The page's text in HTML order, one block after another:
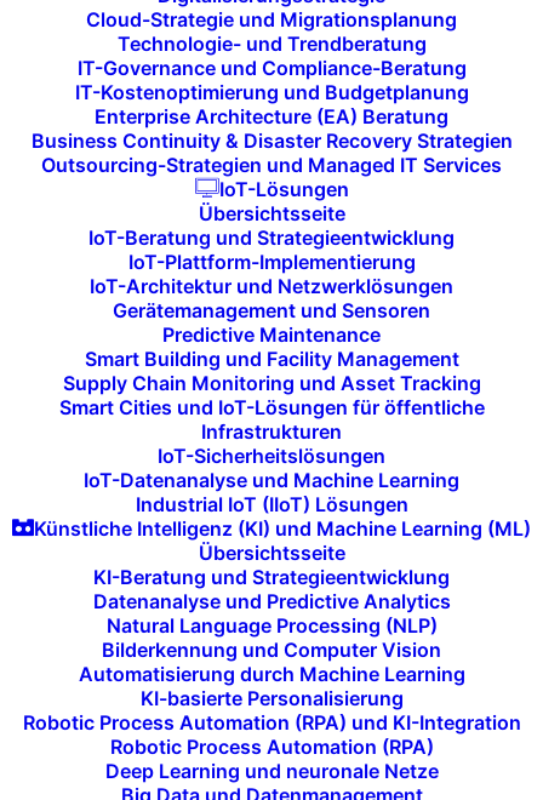
Cloud-Strategie und Migrationsplanung
Technologie- und Trendberatung
IT-Governance und Compliance-Beratung
IT-Kostenoptimierung und Budgetplanung
Enterprise Architecture (EA) Beratung
Business Continuity & Disaster Recovery Strategien
Outsourcing-Strategien und Managed IT Services
IoT-Lösungen
Übersichtsseite
IoT-Beratung und Strategieentwicklung
IoT-Plattform-Implementierung
IoT-Architektur und Netzwerklösungen
Gerätemanagement und Sensoren
Predictive Maintenance
Smart Building und Facility Management
Supply Chain Monitoring und Asset Tracking
Smart Cities und IoT-Lösungen für öffentliche
Infrastrukturen
IoT-Sicherheitslösungen
IoT-Datenanalyse und Machine Learning
Industrial IoT (IIoT) Lösungen
Künstliche Intelligenz (KI) und Machine Learning (ML)
Übersichtsseite
KI-Beratung und Strategieentwicklung
Datenanalyse und Predictive Analytics
Natural Language Processing (NLP)
Bilderkennung und Computer Vision
Automatisierung durch Machine Learning
KI-basierte Personalisierung
Robotic Process Automation (RPA) und KI-Integration
Robotic Process Automation (RPA)
Deep Learning und neuronale Netze
Big Data und Datenmanagement
Testen und Optimieren
der Pläne zur
Sicherstellung der
Wirksamkeit:
UnsereTestsundSimulationen
überprüfen die Wirksamkeit Ihrer Disaster-
Recovery- und Business-Continuity-Pläne.
Auf Grundlage der Testergebnisse
optimieren wir die Pläne, um
sicherzustellen, dass Sie im Ernstfall
schnell reagieren und Ihre Systeme
wiederherstellen können.
Vorteile für unsere
Kunden: